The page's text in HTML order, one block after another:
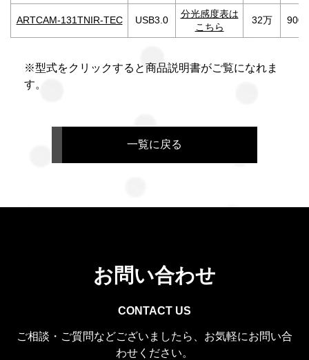
ARTCAM-131TNIR-TEC USB3.0
分光感度表は
こちら
32万
※型式をクリックすると商品説明書がご覧になれま
す。
一覧に戻る
お問い合わせ
CONTACT US
ご相談・ご質問などございましたら、お気軽にお問い合
わせください。